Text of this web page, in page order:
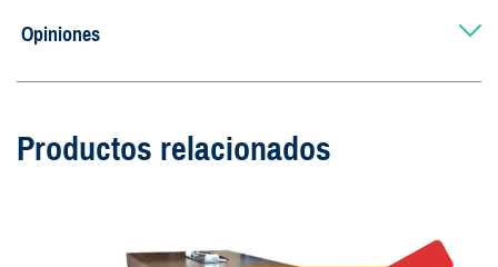
Opiniones
Productos relacionados